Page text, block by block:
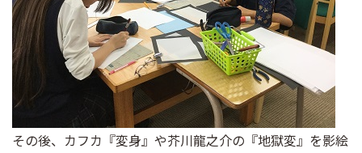
その後、カフカ『変身』や芥川龍之介の『地獄変』を影絵